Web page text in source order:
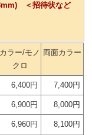
＜招待状など
カラー/モノ
クロ
両面カラー
6,400円 7,400円
6,900円 8,000円
6,960円 8,100円